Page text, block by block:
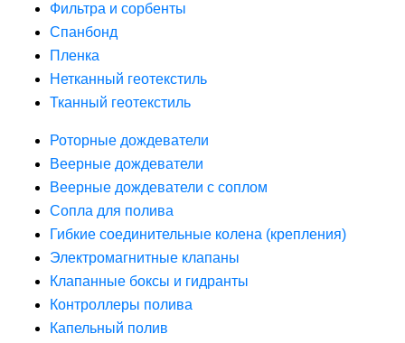
Фильтра и сорбенты
Спанбонд
Пленка
Нетканный геотекстиль
Тканный геотекстиль
Роторные дождеватели
Веерные дождеватели
Веерные дождеватели с соплом
Сопла для полива
Гибкие соединительные колена (крепления)
Электромагнитные клапаны
Клапанные боксы и гидранты
Контроллеры полива
Капельный полив